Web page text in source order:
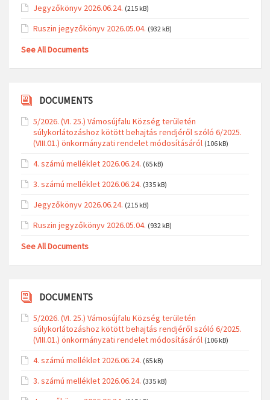
Jegyzőkönyv 2026.06.24. (215 kB)
Ruszin jegyzőkönyv 2026.05.04. (932 kB)
See All Documents
DOCUMENTS
5/2026. (VI. 25.) Vámosújfalu Község területén
súlykorlátozáshoz kötött behajtás rendjéről szóló 6/2025.
(VIII.01.) önkormányzati rendelet módosításáról (106 kB)
4. számú melléklet 2026.06.24. (65 kB)
3. számú melléklet 2026.06.24. (335 kB)
Jegyzőkönyv 2026.06.24. (215 kB)
Ruszin jegyzőkönyv 2026.05.04. (932 kB)
See All Documents
DOCUMENTS
5/2026. (VI. 25.) Vámosújfalu Község területén
súlykorlátozáshoz kötött behajtás rendjéről szóló 6/2025.
(VIII.01.) önkormányzati rendelet módosításáról (106 kB)
4. számú melléklet 2026.06.24. (65 kB)
3. számú melléklet 2026.06.24. (335 kB)